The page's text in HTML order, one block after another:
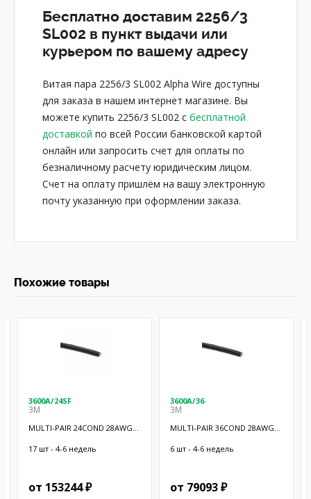
Бесплатно доставим 2256/3
SL002 в пункт выдачи или
курьером по вашему адресу
Витая пара 2256/3 SL002 Alpha Wire доступны
для заказа в нашем интернет магазине. Вы
можете купить 2256/3 SL002 с бесплатной
доставкой по всей России банковской картой
онлайн или запросить счет для оплаты по
безналичному расчету юридическим лицом.
Счет на оплату пришлём на вашу электронную
почту указанную при оформлении заказа.
Похожие товары
3600A/24SF
3M
MULTI-PAIR 24COND 28AWG
17 шт - 4-6 недель
от 153244 ₽
3600A/36
3M
MULTI-PAIR 36COND 28AWG
6 шт - 4-6 недель
от 79093 ₽